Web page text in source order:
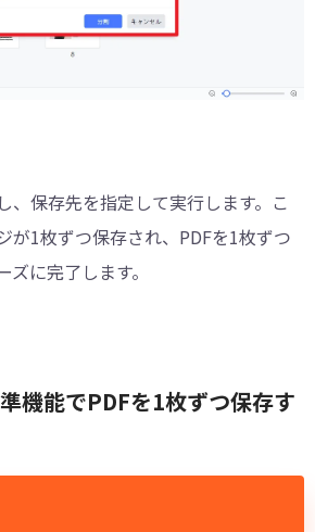
、保存先を指定して実行します。こ
が1枚ずつ保存され、PDFを1枚ずつ
に完了します。
機能でPDFを1枚ずつ保存す